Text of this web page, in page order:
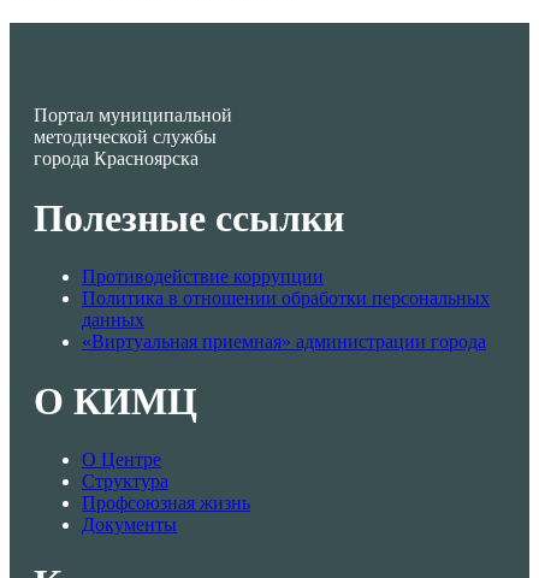
Портал муниципальной
методической службы
города Красноярска
Полезные ссылки
Противодействие коррупции
Политика в отношении обработки персональных
данных
«Виртуальная приемная» администрации города
О КИМЦ
О Центре
Структура
Профсоюзная жизнь
Документы